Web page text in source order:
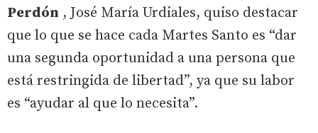
Perdón , José María Urdiales, quiso destacar
que lo que se hace cada Martes Santo es “dar
una segunda oportunidad a una persona que
está restringida de libertad”, ya que su labor
es “ayudar al que lo necesita”.